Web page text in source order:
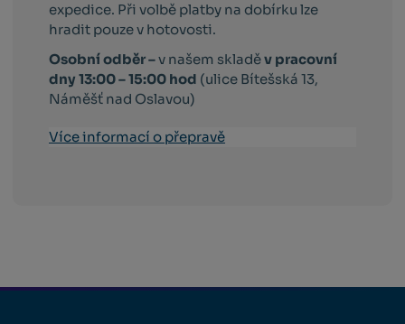
expedice. Při volbě platby na dobírku lze
hradit pouze v hotovosti.
Osobní odběr –v našem skladěv pracovní
dny 13:00 – 15:00 hod (ulice Bítešská 13,
Náměšť nad Oslavou)
Více informací o přepravě